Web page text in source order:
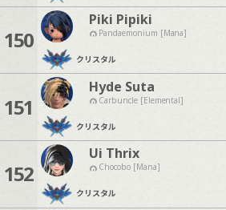
150
Piki Pipiki
Pandaemonium [Mana]
クリスタル
151
Hyde Suta
Carbuncle [Elemental]
クリスタル
152
Ui Thrix
Chocobo [Mana]
クリスタル